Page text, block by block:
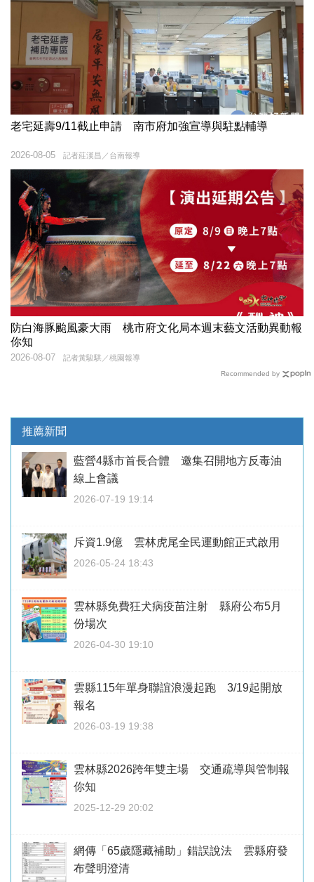
老宅延壽9/11截止申請 南市府加強宣導與駐點輔導
記者莊漢昌／台南報導
2026-08-05
防白海豚颱風豪大雨 桃市府文化局本週末藝文活動異動報
你知
記者黃駿騏／桃園報導
2026-08-07
Recommended by
推薦新聞
藍營4縣市首長合體 邀集召開地方反毒油
線上會議
2026-07-19 19:14
斥資1.9億 雲林虎尾全民運動館正式啟用
2026-05-24 18:43
雲林縣免費狂犬病疫苗注射 縣府公布5月
份場次
2026-04-30 19:10
雲縣115年單身聯誼浪漫起跑 3/19起開放
報名
2026-03-19 19:38
雲林縣2026跨年雙主場 交通疏導與管制報
你知
2025-12-29 20:02
網傳「65歲隱藏補助」錯誤說法 雲縣府發
布聲明澄清